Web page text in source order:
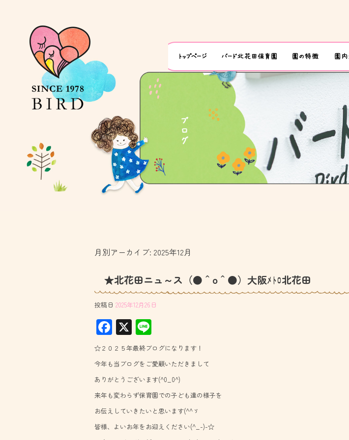
月別アーカイブ: 2025年12月
★北花田ニュ～ス（●＾o＾●）大阪ﾒﾄﾛ北花田
投稿日 2025年12月26日
F
ac
e
b
o
ok
X
ne
☆２０２５年最終ブログになります！
今年も当ブログをご愛顧いただきまして
ありがとうございます(^0_0^)
来年も変わらず保育園での子ども達の様子を
お伝えしていきたいと思います(^^ゞ
皆様、よいお年をお迎えください(^_-)-☆